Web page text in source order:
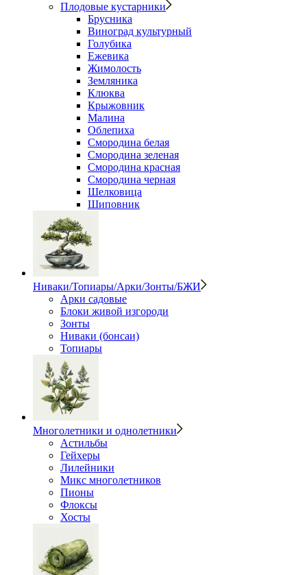
Плодовые кустарники
Брусника
Виноград культурный
Голубика
Ежевика
Жимолость
Земляника
Клюква
Крыжовник
Малина
Облепиха
Смородина белая
Смородина зеленая
Смородина красная
Смородина черная
Шелковица
Шиповник
Ниваки/Топиары/Арки/Зонты/БЖИ
Арки садовые
Блоки живой изгороди
Зонты
Ниваки (бонсаи)
Топиары
Многолетники и однолетники
Астильбы
Гейхеры
Лилейники
Микс многолетников
Пионы
Флоксы
Хосты